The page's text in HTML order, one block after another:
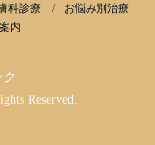
科診療
お悩み別治療
内
Reserved.